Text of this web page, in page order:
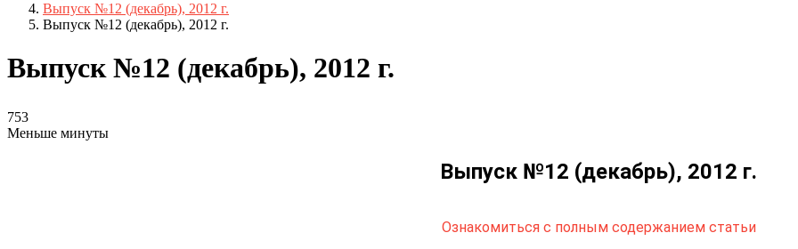
Выпуск №12 (декабрь), 2012 г.
Выпуск №12 (декабрь), 2012 г.
Выпуск №12 (декабрь), 2012 г.
753
Меньше минуты
Выпуск №12 (декабрь), 2012 г.
Ознакомиться с полным содержанием статьи